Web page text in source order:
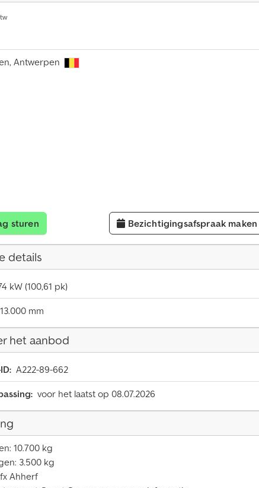
Antwerpen
sturen Bezichtigingsafspraak maken
details
kW (100,61 pk)
13.000 mm
het aanbod
A222-89-662
voor het laatst op 08.07.2026
10.700 kg
3.500 kg
Ahherf